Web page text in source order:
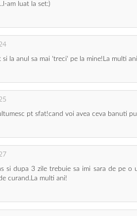
am luat la set:)
la anul sa mai 'treci' pe la mine!La multi
pt sfat!cand voi avea ceva banuti
si dupa 3 zile trebuie sa imi sara de pe
curand.La multi ani!